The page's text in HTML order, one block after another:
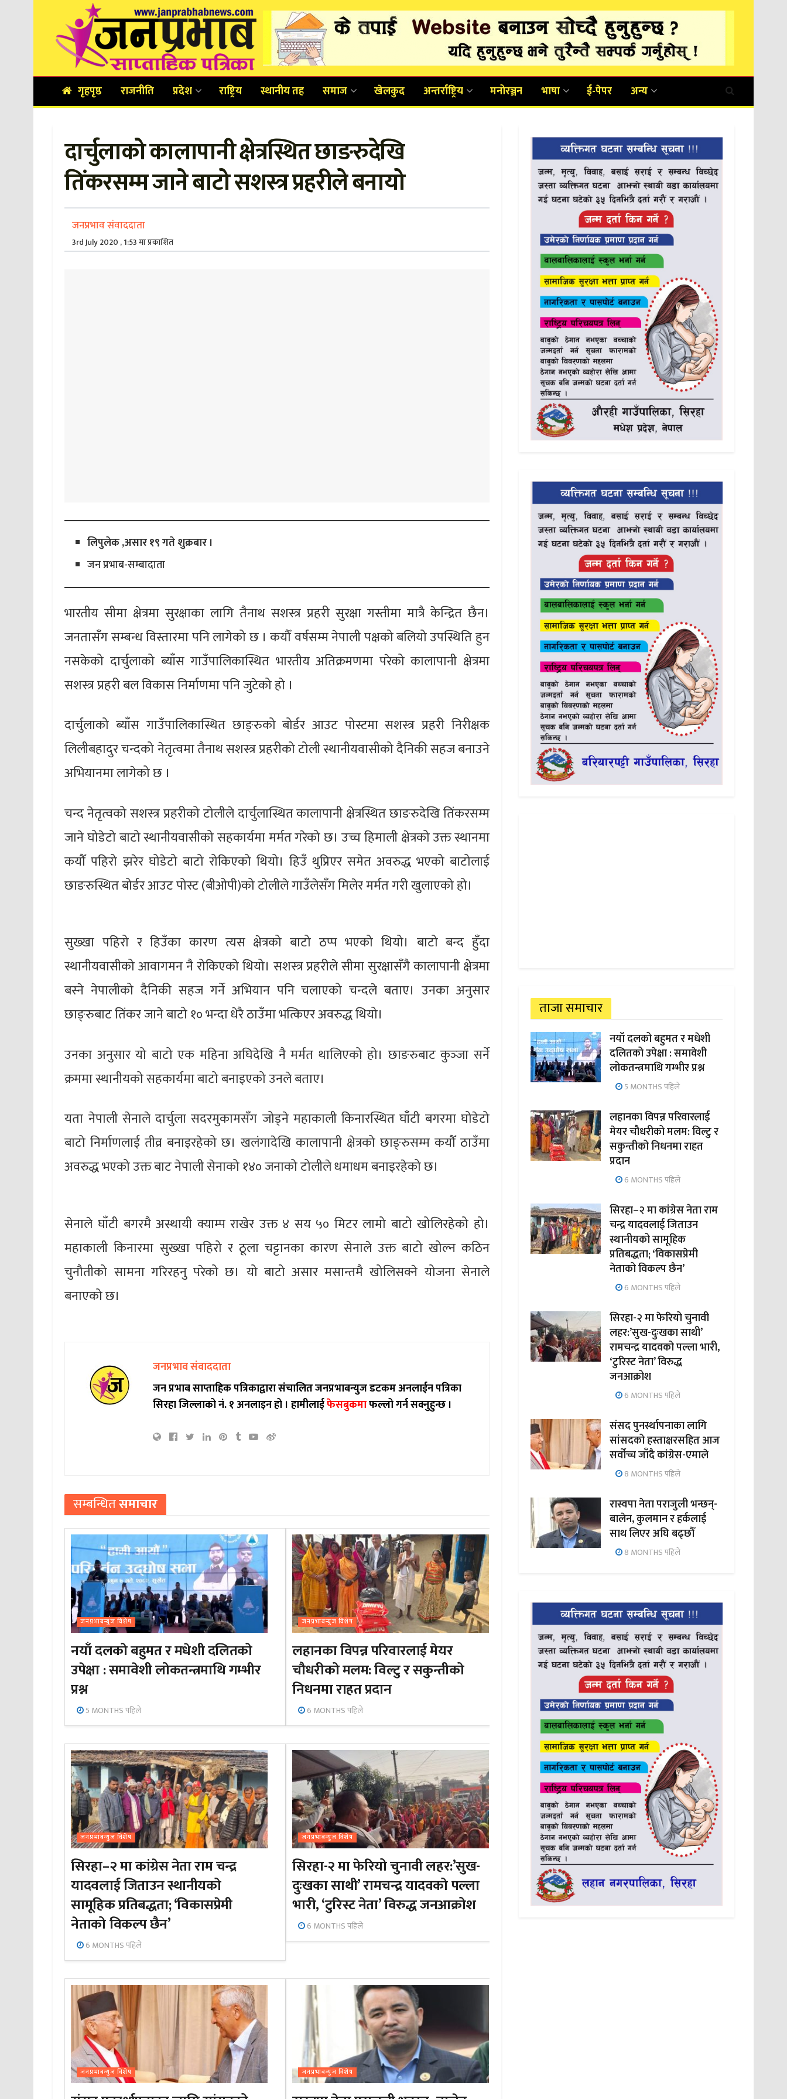
गृहपृष्ठ राजनीति प्रदेश राष्ट्रिय स्थानीय तह समाज खेलकुद अन्तर्राष्ट्रिय मनोरञ्जन भाषा ई-पेपर अन्य
दार्चुलाको कालापानी क्षेत्रस्थित छाङरुदेखि
तिंकरसम्म जाने बाटो सशस्त्र प्रहरीले बनायो
जनप्रभाव संवाददाता
3rd July 2020 , 1:53 मा प्रकाशित
लिपुलेक ,असार १९ गते शुक्रबार ।
जन प्रभाब-सम्बादाता
भारतीय सीमा क्षेत्रमा सुरक्षाका लागि तैनाथ सशस्त्र प्रहरी सुरक्षा गस्तीमा मात्रै केन्द्रित छैन।
जनतासँग सम्बन्ध विस्तारमा पनि लागेको छ । कयौँ वर्षसम्म नेपाली पक्षको बलियो उपस्थिति हुन
नसकेको दार्चुलाको ब्याँस गाउँपालिकास्थित भारतीय अतिक्रमणमा परेको कालापानी क्षेत्रमा
सशस्त्र प्रहरी बल विकास निर्माणमा पनि जुटेको हो ।
दार्चुलाको ब्याँस गाउँपालिकास्थित छाङ्‍रुको बोर्डर आउट पोस्टमा सशस्त्र प्रहरी निरीक्षक
लिलीबहादुर चन्दको नेतृत्वमा तैनाथ सशस्त्र प्रहरीको टोली स्थानीयवासीको दैनिकी सहज बनाउने
अभियानमा लागेको छ ।
चन्द नेतृत्वको सशस्त्र प्रहरीको टोलीले दार्चुलास्थित कालापानी क्षेत्रस्थित छाङरुदेखि तिंकरसम्म
जाने घोडेटो बाटो स्थानीयवासीको सहकार्यमा मर्मत गरेको छ। उच्च हिमाली क्षेत्रको उक्त स्थानमा
कयौँ पहिरो झरेर घोडेटो बाटो रोकिएको थियो। हिउँ थुप्रिएर समेत अवरुद्ध भएको बाटोलाई
छाङरुस्थित बोर्डर आउट पोस्ट (बीओपी)को टोलीले गाउँलेसँग मिलेर मर्मत गरी खुलाएको हो।
सुख्खा पहिरो र हिउँका कारण त्यस क्षेत्रको बाटो ठप्प भएको थियो। बाटो बन्द हुँदा
स्थानीयवासीको आवागमन नै रोकिएको थियो। सशस्त्र प्रहरीले सीमा सुरक्षासँगै कालापानी क्षेत्रमा
बस्ने नेपालीको दैनिकी सहज गर्ने अभियान पनि चलाएको चन्दले बताए। उनका अनुसार
छाङ्‍रुबाट तिंकर जाने बाटो १० भन्दा धेरै ठाउँमा भत्किएर अवरुद्ध थियो।
उनका अनुसार यो बाटो एक महिना अघिदेखि नै मर्मत थालिएको हो। छाङ‌रुबाट कुञ्‍जा सर्ने
क्रममा स्थानीयको सहकार्यमा बाटो बनाइएको उनले बताए।
यता नेपाली सेनाले दार्चुला सदरमुकामसँग जोड्ने महाकाली किनारस्थित घाँटी बगरमा घोडेटो
बाटो निर्माणलाई तीव्र बनाइरहेको छ। खलंगादेखि कालापानी क्षेत्रको छाङ्‍रुसम्म कयौँ ठाउँमा
अवरुद्ध भएको उक्त बाट नेपाली सेनाको १४० जनाको टोलीले धमाधम बनाइरहेको छ।
सेनाले घाँटी बगरमै अस्थायी क्याम्प राखेर उक्त ४ सय ५० मिटर लामो बाटो खोलिरहेको हो।
महाकाली किनारमा सुख्खा पहिरो र ठूला चट्टानका कारण सेनाले उक्त बाटो खोल्न कठिन
चुनौतीको सामना गरिरहनु परेको छ। यो बाटो असार मसान्तमै खोलिसक्ने योजना सेनाले
बनाएको छ।
जनप्रभाव संवाददाता
जन प्रभाब साप्ताहिक पत्रिकाद्वारा संचालित जनप्रभाबन्युज डटकम अनलाईन पत्रिका
सिरहा जिल्लाको नं. १ अनलाइन हो ।हामीलाईफेसबुकमाफल्लो गर्न सक्नुहुन्छ ।
सम्बन्धितसमाचार
जनप्रभाबन्युज विशेष
नयाँ दलको बहुमत र मधेशी दलितको
उपेक्षा : समावेशी लोकतन्त्रमाथि गम्भीर
प्रश्न
5 MONTHS पहिले
जनप्रभाबन्युज विशेष
लहानका विपन्न परिवारलाई मेयर
चौधरीको मलम: विल्टु र सकुन्तीको
निधनमा राहत प्रदान
6 MONTHS पहिले
जनप्रभाबन्युज विशेष
सिरहा–२ मा कांग्रेस नेता राम चन्द्र
यादवलाई जिताउन स्थानीयको
सामूहिक प्रतिबद्धता; ‘विकासप्रेमी
नेताको विकल्प छैन’
6 MONTHS पहिले
जनप्रभाबन्युज विशेष
सिरहा-२ मा फेरियो चुनावी लहर:’सुख-
दुःखका साथी’ रामचन्द्र यादवको पल्ला
भारी, ‘टुरिस्ट नेता’ विरुद्ध जनआक्रोश
6 MONTHS पहिले
जनप्रभाबन्युज विशेष जनप्रभाबन्युज विशेष
ताजा समाचार
नयाँ दलको बहुमत र मधेशी
दलितको उपेक्षा : समावेशी
लोकतन्त्रमाथि गम्भीर प्रश्न
5 MONTHS पहिले
लहानका विपन्न परिवारलाई
मेयर चौधरीको मलम: विल्टु र
सकुन्तीको निधनमा राहत
प्रदान
6 MONTHS पहिले
सिरहा–२ मा कांग्रेस नेता राम
चन्द्र यादवलाई जिताउन
स्थानीयको सामूहिक
प्रतिबद्धता; ‘विकासप्रेमी
नेताको विकल्प छैन’
6 MONTHS पहिले
सिरहा-२ मा फेरियो चुनावी
लहर:’सुख-दुःखका साथी’
रामचन्द्र यादवको पल्ला भारी,
‘टुरिस्ट नेता’ विरुद्ध
जनआक्रोश
6 MONTHS पहिले
संसद पुनर्स्थापनाका लागि
सांसदको हस्ताक्षरसहित आज
सर्वोच्च जाँदै कांग्रेस-एमाले
8 MONTHS पहिले
रास्वपा नेता पराजुली भन्छन्-
बालेन, कुलमान र हर्कलाई
साथ लिएर अघि बढ्छौँ
8 MONTHS पहिले